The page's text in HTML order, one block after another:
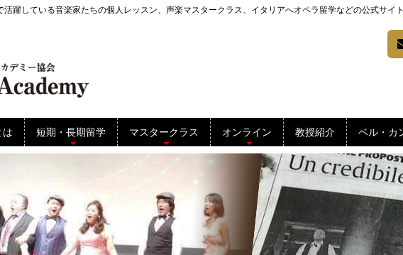
躍している音楽家たちの個人レッスン、声楽マスタークラス、イタリアへオペラ留学などの公式サイト
は 短期・長期留学 マスタークラス オンライン 教授紹介 ベル・カ